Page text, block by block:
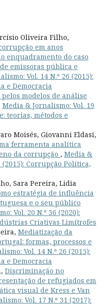
Oliveira Filho,
em anos
enquadramento do caso
emissoras pública e
Vol. 14 N.º 26 (2015):
e Democracia
modelos de análise
Media & Jornalismo: Vol. 19
teorias, métodos e
Moisés, Giovanni Eldasi,
ferramenta analítica
da corrupção , Media &
(2015): Corrupção Política,
Sara Pereira, Lidia
estratégia de influência
e o seu público
Vol. 20 N.º 36 (2020):
Criativas Limítrofes
Mediatização da
formas, processos e
Vol. 14 N.º 26 (2015):
e Democracia
Discriminação no
de refugiados em
visual de Kress e Van
Vol. 17 N.º 31 (2017):